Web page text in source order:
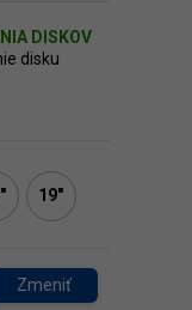
DISKOV
disku
19"
Zmeniť